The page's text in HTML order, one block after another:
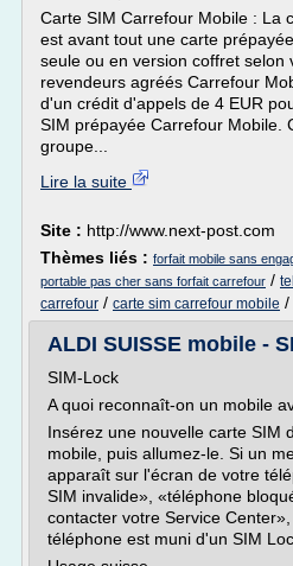
Carte SIM Carrefour Mobile : La
est avant tout une carte
seule ou en version coffret selon
revendeurs agréés Carrefour
d'un crédit d'appels de 4 EUR
SIM prépayée Carrefour Mobile.
groupe...
Lire la suite
Site : http://www.next-post.com
Thèmes liés : forfait mobile sans
portable pas cher sans forfait carrefour /
carrefour / carte sim carrefour mobile /
ALDI SUISSE mobile -
SIM-Lock
A quoi reconnaît-on un mobile
Insérez une nouvelle carte SIM
mobile, puis allumez-le. Si un
apparaît sur l'écran de votre
SIM invalide», «téléphone
contacter votre Service
téléphone est muni d'un SIM